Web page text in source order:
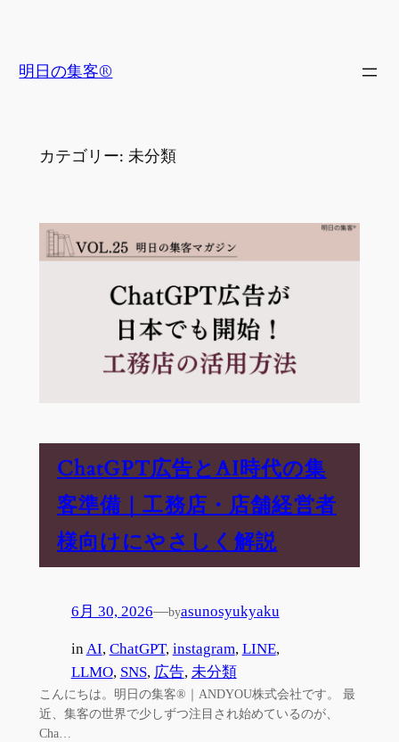
を明日の集客®
カテゴリー: 未分類
ChatGPT広告とAI時代の集
客準備｜工務店・店舗経営者
様向けにやさしく解説
6月 30, 2026—byasunosyukyaku
inAI, ChatGPT, instagram, LINE ,
LLMO, SNS, 広告, 未分類
こんにちは。明日の集客®｜ANDYOU株式会社です。 最
近、集客の世界で少しずつ注目され始めているのが、
Cha…